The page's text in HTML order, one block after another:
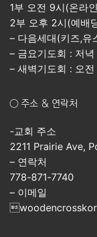
1부 오전 9시(온라
2부 오후 2시(예배
– 다음세대(키즈,유
– 금요기도회 : 저
– 새벽기도회 : 오
○ 주소 & 연락처
-교회 주소
2211 Prairie Ave,
– 연락처
778-871-7740
– 이메일